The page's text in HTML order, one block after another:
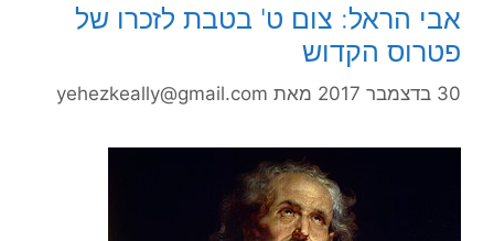
אבי הראל: צום ט' בטבת לזכרו של
פטרוס הקדוש
30 בדצמבר 2017 מאת yehezkeally@gmail.com